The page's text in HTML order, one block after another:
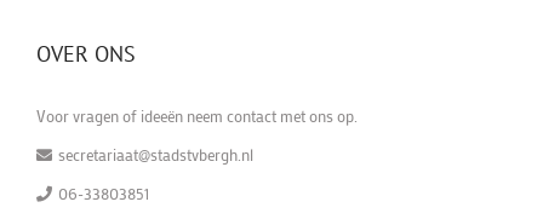
OVER ONS
Voor vragen of ideeën neem contact met ons op.
secretariaat@stadstvbergh.nl
06-33803851